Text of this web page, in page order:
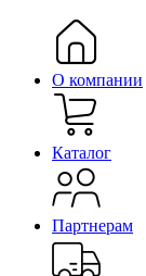
О компании
Каталог
Партнерам